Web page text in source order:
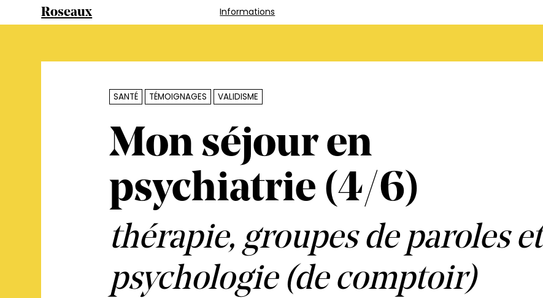
Roseaux Informations
SANTÉ TÉMOIGNAGES VALIDISME
Mon séjour en
psychiatrie (4/6)
thérapie, groupes de paroles et
psychologie (de comptoir)